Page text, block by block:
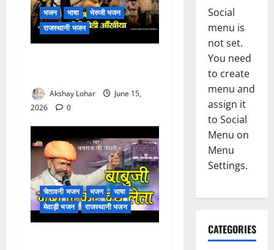
भजन भाषा
भेरुजी भजन
राजस्थानी भजन
Akshay Lohar
June 15,
2026
0
चेतावनी भजन भजन
भाषा
मेवाड़ी भजन
राजस्थानी भजन
Social
menu is
not set.
You need
to create
menu and
assign it
to Social
Menu on
Menu
Settings.
CATEGORIES